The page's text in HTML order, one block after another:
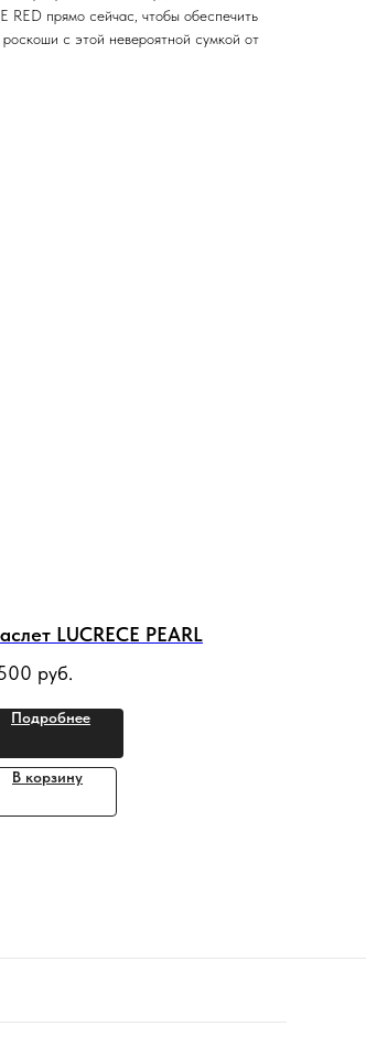
RED прямо сейчас, чтобы обеспечить
с этой невероятной сумкой от
LUCRECE PEARL
руб.
Подробнее
В корзину